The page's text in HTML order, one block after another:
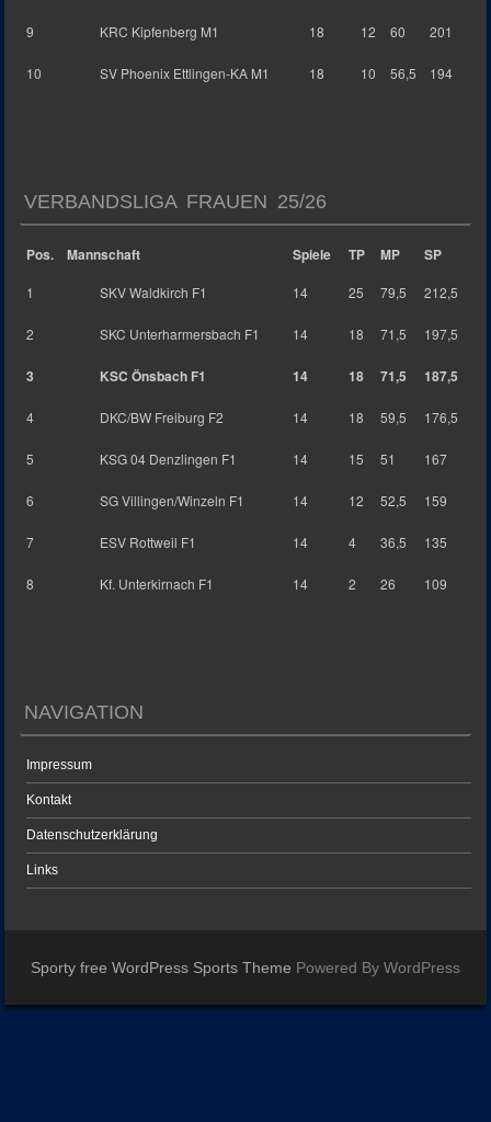
9 KRC Kipfenberg M1 18 12 60 201
10 SV Phoenix Ettlingen-KA M1 18 10 56,5 194
VERBANDSLIGA FRAUEN 25/26
Pos. Mannschaft Spiele TP MP SP
1 SKV Waldkirch F1 14 25 79,5 212,5
2 SKC Unterharmersbach F1 14 18 71,5 197,5
3 KSC Önsbach F1 14 18 71,5 187,5
4 DKC/BW Freiburg F2 14 18 59,5 176,5
5 KSG 04 Denzlingen F1 14 15 51 167
6 SG Villingen/Winzeln F1 14 12 52,5 159
7 ESV Rottweil F1 14 4 36,5 135
8 Kf. Unterkirnach F1 14 2 26 109
NAVIGATION
Impressum
Kontakt
Datenschutzerklärung
Links
Sporty free WordPress Sports Theme Powered By WordPress